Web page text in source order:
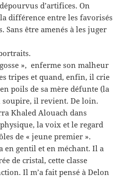
d’artifices. On
différence entre les favorisés
Sans être amenés à les juger
», enferme son malheur
tripes et quand, enfin, il crie
poils de sa mère défunte (la
il revient. De loin.
Khaled Alouach dans
la voix et le regard
de « jeune premier ».
en gentil et en méchant. Il a
de cristal, cette classe
Il m’a fait pensé à Delon